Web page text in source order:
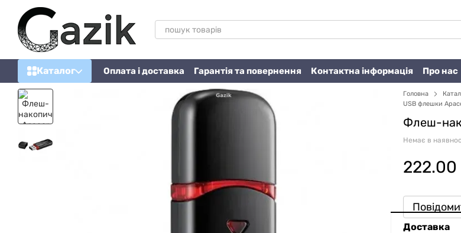
Перейти до основного контенту
Каталог Оплата і доставка Гарантія та повернення Контактна інформація Про нас
Головна
USB флешки
Флеш-
Немає в
222.00
Доставка